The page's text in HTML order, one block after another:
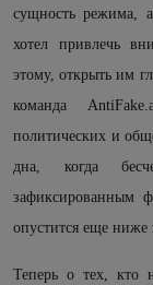
сущность режима,
хотел привлечь
этому, открыть им
команда AntiFake.
политических и
дна, когда
зафиксированным
опустится еще ниже
Теперь о тех, кто